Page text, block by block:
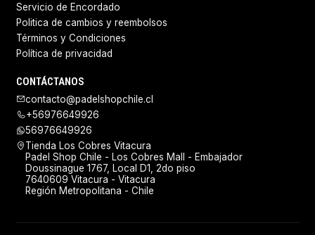
Servicio de Encordado
Politica de cambios y reembolsos
Términos y Condiciones
Política de privacidad
CONTÁCTANOS
contacto@padelshopchile.cl
+56976649926
56976649926
Tienda Los Cobres Vitacura
Padel Shop Chile - Los Cobres Mall - Embajador
Doussinague 1767, Local D1, 2do piso
7640609 Vitacura - Vitacura
Región Metropolitana - Chile